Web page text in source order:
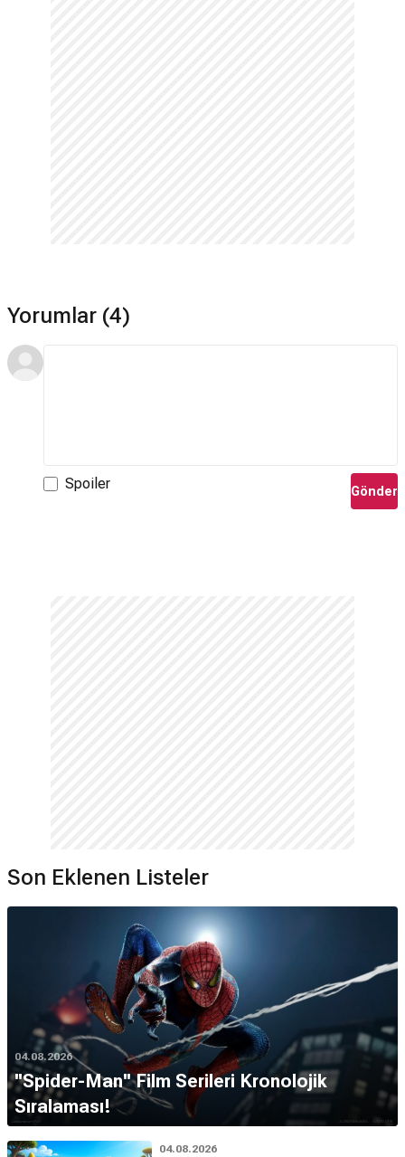
Yorumlar (4)
Spoiler Gönder
Son Eklenen Listeler
04.08.2026
''Spider-Man'' Film Serileri Kronolojik
Sıralaması!
04.08.2026